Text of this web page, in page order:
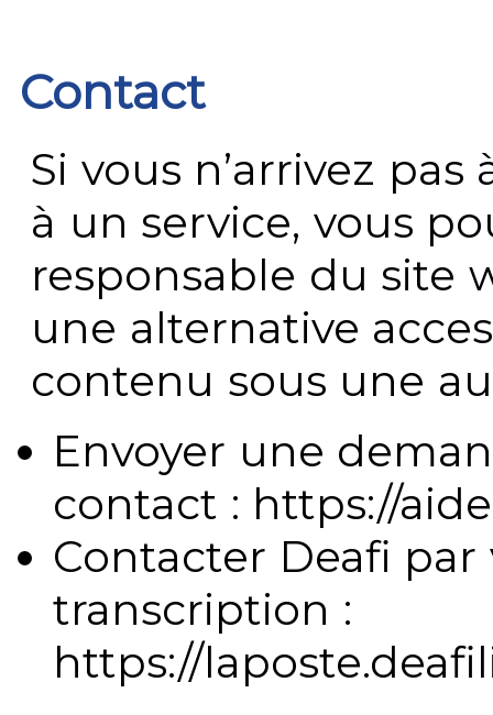
Contact
Si vous n’arrivez
à un service, vous
responsable du site
une alternative
contenu sous une
Envoyer une
contact : https://
Contacter Deafi
transcription :
https://